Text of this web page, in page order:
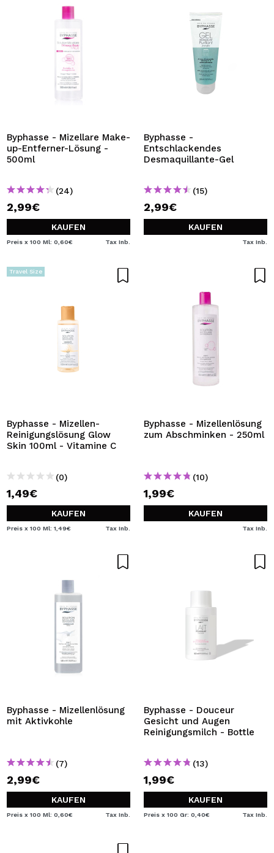
Byphasse - Mizellare Make-
up-Entferner-Lösung -
500ml
(24)
2,99€
KAUFEN
Preis x 100 Ml: 0,60€ Tax Inb.
Byphasse -
Entschlackendes
Desmaquillante-Gel
(15)
2,99€
KAUFEN
Tax Inb.
Travel Size
Byphasse - Mizellen-
Reinigungslösung Glow
Skin 100ml - Vitamine C
(0)
1,49€
KAUFEN
Preis x 100 Ml: 1,49€ Tax Inb.
Byphasse - Mizellenlösung
zum Abschminken - 250ml
(10)
1,99€
KAUFEN
Tax Inb.
Byphasse - Mizellenlösung
mit Aktivkohle
(7)
2,99€
KAUFEN
Preis x 100 Ml: 0,60€ Tax Inb.
Byphasse - Douceur
Gesicht und Augen
Reinigungsmilch - Bottle
(13)
1,99€
KAUFEN
Preis x 100 Gr: 0,40€ Tax Inb.